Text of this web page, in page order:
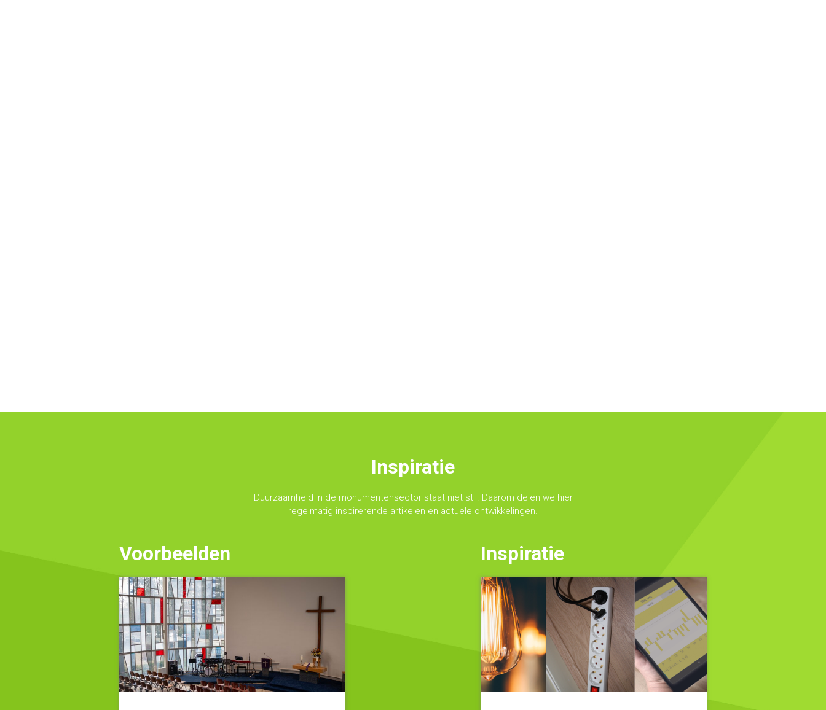
Inspiratie
Duurzaamheid in de monumentensector staat niet stil. Daarom delen we hier
regelmatig inspirerende artikelen en actuele ontwikkelingen.
Voorbeelden Inspiratie